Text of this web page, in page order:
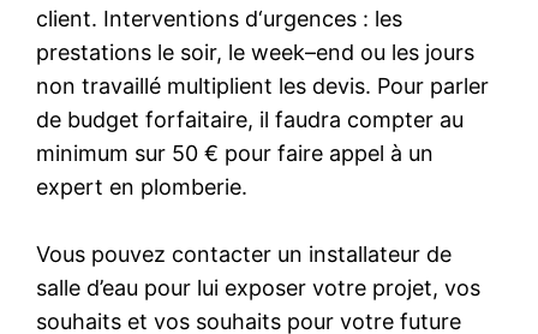
client. Interventions d‘urgences : les
prestations le soir, le week–end ou les jours
non travaillé multiplient les devis. Pour parler
de budget forfaitaire, il faudra compter au
minimum sur 50 € pour faire appel à un
expert en plomberie.
Vous pouvez contacter un installateur de
salle d’eau pour lui exposer votre projet, vos
souhaits et vos souhaits pour votre future